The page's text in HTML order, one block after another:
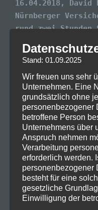
16.04.2018, David
Nürnberger
rund zwei
sein Lebenswerk
SUMMER BREEZE
Metalgenres zu
Stand: 01.09.2025
Wir freuen uns sehr
Unternehmen. Eine
grundsätzlich ohne
personenbezogener
betroffene Person
Unternehmens über
Anspruch nehmen
Verarbeitung
erforderlich werden.
personenbezogener
besteht für eine
gesetzliche
Einwilligung der